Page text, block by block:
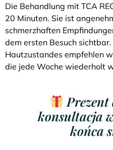
Die Behandlung mit TCA
20 Minuten. Sie ist
schmerzhaften
dem ersten Besuch
Hautzustandes empfehlen
die jede Woche wiederholt
konsultacja
końca